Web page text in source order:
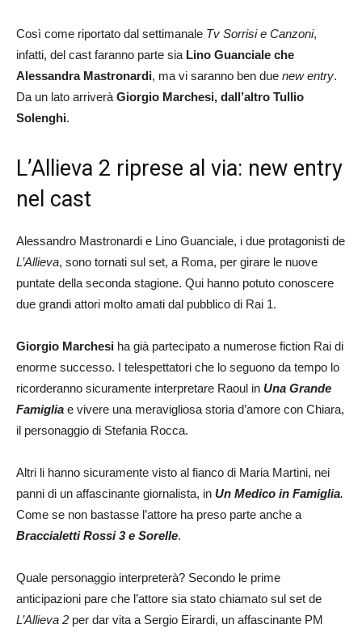
Così come riportato dal settimanale Tv Sorrisi e Canzoni,
infatti, del cast faranno parte sia Lino Guanciale che
Alessandra Mastronardi, ma vi saranno ben due new entry.
Da un lato arriverà Giorgio Marchesi, dall’altro Tullio
Solenghi.
L’Allieva 2 riprese al via: new entry
nel cast
Alessandro Mastronardi e Lino Guanciale, i due protagonisti de
L’Allieva, sono tornati sul set, a Roma, per girare le nuove
puntate della seconda stagione. Qui hanno potuto conoscere
due grandi attori molto amati dal pubblico di Rai 1.
Giorgio Marchesi ha già partecipato a numerose fiction Rai di
enorme successo. I telespettatori che lo seguono da tempo lo
ricorderanno sicuramente interpretare Raoul in Una Grande
Famiglia e vivere una meravigliosa storia d’amore con Chiara,
il personaggio di Stefania Rocca.
Altri li hanno sicuramente visto al fianco di Maria Martini, nei
panni di un affascinante giornalista, in Un Medico in Famiglia.
Come se non bastasse l’attore ha preso parte anche a
Braccialetti Rossi 3 e Sorelle.
Quale personaggio interpreterà? Secondo le prime
anticipazioni pare che l’attore sia stato chiamato sul set de
L’Allieva 2 per dar vita a Sergio Eirardi, un affascinante PM